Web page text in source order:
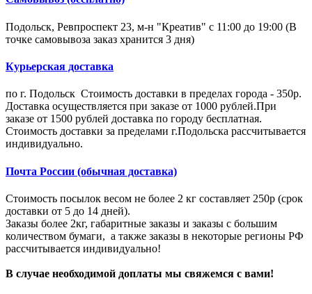
Подольск, Ревпроспект 23, м-н "Креатив" с 11:00 до 19:00 (В
точке самовывоза заказ хранится 3 дня)
Курьерская доставка
по г. Подольск Стоимость доставки в пределах города - 350р.
Доставка осуществляется при заказе от 1000 рублей.При
заказе от 1500 рублей доставка по городу бесплатная.
Стоимость доставки за пределами г.Подольска рассчитывается
индивидуально.
Почта России (обычная доставка)
Стоимость посылок весом не более 2 кг составляет 250р (срок
доставки от 5 до 14 дней).
Заказы более 2кг, габаритные заказы и заказы с большим
количеством бумаги, а также заказы в некоторые регионы РФ
рассчитывается индивидуально!
В случае необходимой доплаты мы свяжемся с вами!